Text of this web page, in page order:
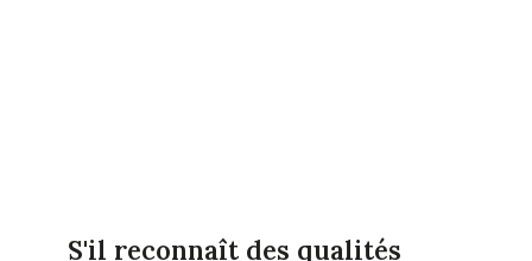
S'il reconnaît des qualités